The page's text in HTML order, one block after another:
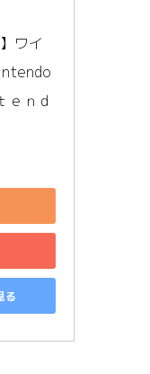
ワイ
ｅｎｄ
る